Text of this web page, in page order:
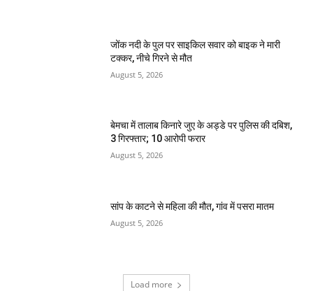
जोंक नदी के पुल पर साइकिल सवार को बाइक ने मारी
टक्कर, नीचे गिरने से मौत
August 5, 2026
बेमचा में तालाब किनारे जुए के अड्डे पर पुलिस की दबिश,
3 गिरफ्तार; 10 आरोपी फरार
August 5, 2026
सांप के काटने से महिला की मौत, गांव में पसरा मातम
August 5, 2026
Load more